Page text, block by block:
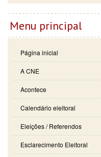
Menu principal
Página inicial
A CNE
Acontece
Calendário eleitoral
Eleições / Referendos
Esclarecimento Eleitoral